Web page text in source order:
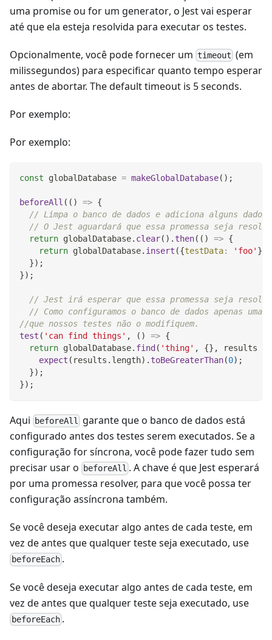
uma promiseou for um generator, o Jest vai esperar
até que ela esteja resolvida para executar os testes.
Opcionalmente, você pode fornecer um timeout (em
milissegundos) para especificar quanto tempo esperar
antes de abortar. The default timeout is 5 seconds.
Por exemplo:
Por exemplo:
const globalDatabase = makeGlobalDatabase( ) ;
beforeAll ( ( ) => {
// Limpa o banco de dados e adiciona alguns
// O Jest aguardará que essa promessa seja
return globalDatabase. clear( ) . then( ( ) => {
return globalDatabase. insert ({testData: 'foo' }
}) ;
}) ;
// Jest irá esperar que essa promessa seja
// Como configuramos o banco de dados apenas
//que nossos testes não o modifiquem.
test ( 'can find things' , ( ) => {
return globalDatabase. find ( 'thing' , {} , results
expect ( results . length) . toBeGreaterThan(0) ;
}) ;
}) ;
Aqui beforeAll
garante que o banco de dados está
configurado antes dos testes serem executados. Se a
configuração for síncrona, você pode fazer tudo sem
precisar usar o
beforeAll . A chave é que Jest esperará
por uma promessa resolver, para que você possa ter
configuração assíncrona também.
Se você deseja executar algo antes de cada teste, em
vez de antes que qualquer teste seja executado, use
beforeEach .
Se você deseja executar algo antes de cada teste, em
vez de antes que qualquer teste seja executado, use
beforeEach .